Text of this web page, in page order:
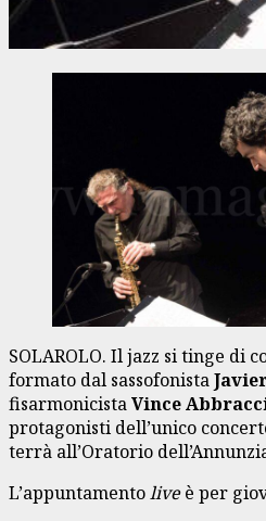
SOLAROLO. Il jazz si tinge di
formato dal sassofonista
fisarmonicistaVince
protagonisti dell’unico
terrà all’Oratorio
L’appuntamentoliveè per